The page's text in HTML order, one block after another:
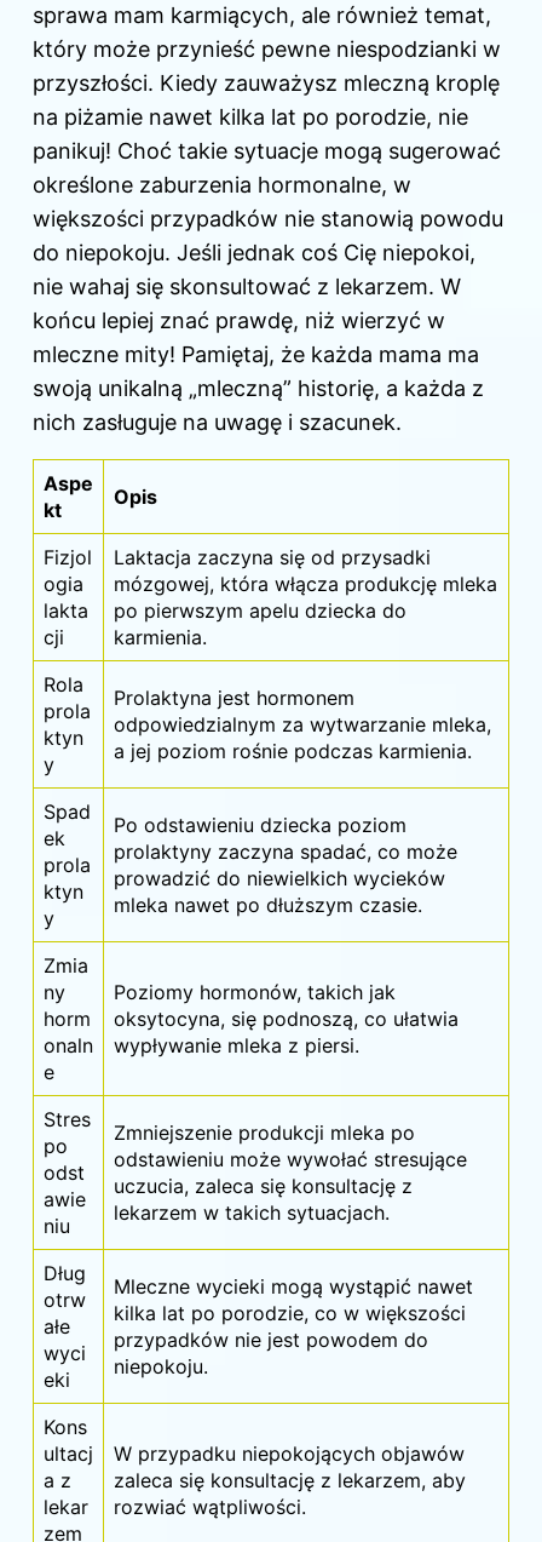
sprawa mam karmiących, ale również temat,
który może przynieść pewne niespodzianki w
przyszłości. Kiedy zauważysz mleczną kroplę
na piżamie nawet kilka lat po porodzie, nie
panikuj! Choć takie sytuacje mogą sugerować
określone zaburzenia hormonalne, w
większości przypadków nie stanowią powodu
do niepokoju. Jeśli jednak coś Cię niepokoi,
nie wahaj się skonsultować z lekarzem. W
końcu lepiej znać prawdę, niż wierzyć w
mleczne mity! Pamiętaj, że każda mama ma
swoją unikalną „mleczną” historię, a każda z
nich zasługuje na uwagę i szacunek.
Aspe
kt
Opis
Fizjol
ogia
lakta
cji
Laktacja zaczyna się od przysadki
mózgowej, która włącza produkcję mleka
po pierwszym apelu dziecka do
karmienia.
Rola
prola
ktyn
y
Prolaktyna jest hormonem
odpowiedzialnym za wytwarzanie mleka,
a jej poziom rośnie podczas karmienia.
Spad
ek
prola
ktyn
y
Po odstawieniu dziecka poziom
prolaktyny zaczyna spadać, co może
prowadzić do niewielkich wycieków
mleka nawet po dłuższym czasie.
Zmia
ny
horm
onaln
e
Poziomy hormonów, takich jak
oksytocyna, się podnoszą, co ułatwia
wypływanie mleka z piersi.
Stres
po
odst
awie
niu
Zmniejszenie produkcji mleka po
odstawieniu może wywołać stresujące
uczucia, zaleca się konsultację z
lekarzem w takich sytuacjach.
Dług
otrw
ałe
wyci
eki
Mleczne wycieki mogą wystąpić nawet
kilka lat po porodzie, co w większości
przypadków nie jest powodem do
niepokoju.
Kons
ultacj
a z
lekar
zem
W przypadku niepokojących objawów
zaleca się konsultację z lekarzem, aby
rozwiać wątpliwości.